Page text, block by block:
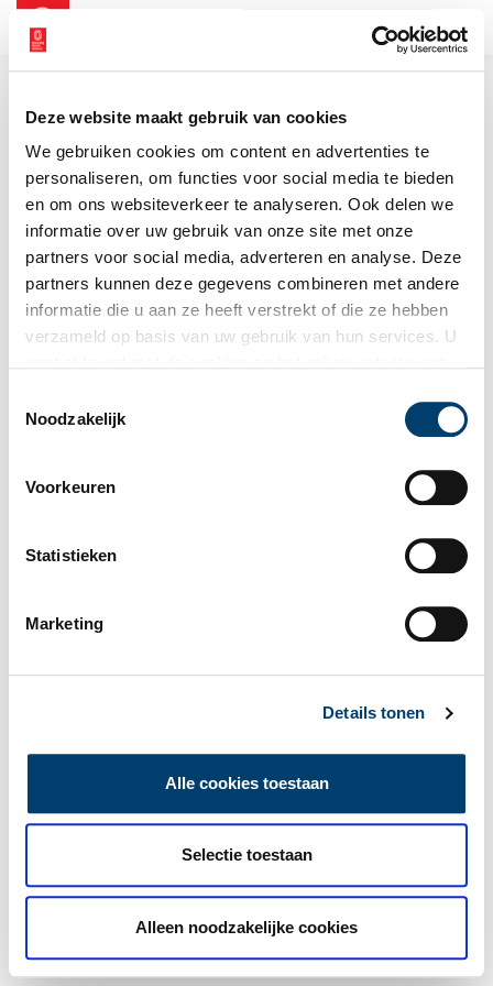
Deze website maakt gebruik van cookies
We gebruiken cookies om content en advertenties te
personaliseren, om functies voor social media te bieden
en om ons websiteverkeer te analyseren. Ook delen we
informatie over uw gebruik van onze site met onze
partners voor social media, adverteren en analyse. Deze
partners kunnen deze gegevens combineren met andere
informatie die u aan ze heeft verstrekt of die ze hebben
verzameld op basis van uw gebruik van hun services. U
Noodzakelijk
Voorkeuren
Statistieken
Marketing
Details tonen
Alle cookies toestaan
Selectie toestaan
Alleen noodzakelijke cookies